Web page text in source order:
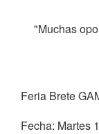
"Muchas
Feria Brete
Fecha: Martes